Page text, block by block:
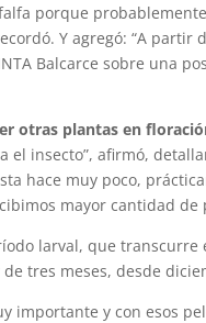
porque
Y agregó: “A
Balcarce sobre una
otras plantas en
el insecto”, afirmó,
hace muy poco,
mayor cantidad
larval, que
tres meses, desde
importante y con esos